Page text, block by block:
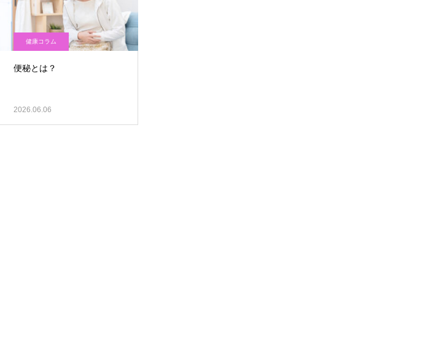
健康コラム
便秘とは？
2026.06.06